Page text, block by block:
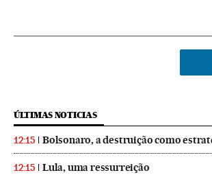
ÚLTIMAS NOTICIAS
12:15 Bolsonaro, a destruição como
12:15 Lula, uma ressurreição